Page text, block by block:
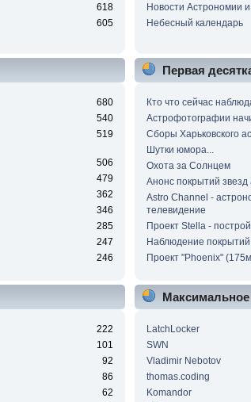
618
605
Новости Астрономии
Небесный календарь
680
540
519
506
479
362
346
285
247
246
Первая
Кто что сейчас
Астрофотографии
Сборы Харьковского
Шутки юмора...
Охота за Солнцем
Анонс покрытий
Astro Channel -
телевидение
Проект Stella -
Наблюдение
Проект "Phoenix"
222
101
92
86
62
LatchLocker
SWN
Vladimir Nebotov
thomas.coding
Komandor